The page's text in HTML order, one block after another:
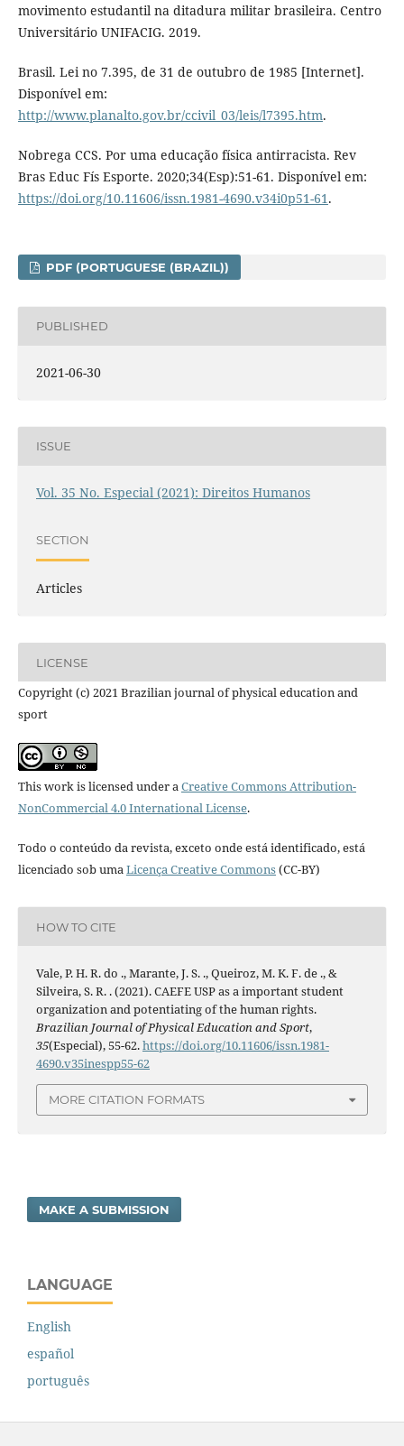
movimento estudantil na ditadura militar brasileira. Centro
Universitário UNIFACIG. 2019.
Brasil. Lei no 7.395, de 31 de outubro de 1985 [Internet].
Disponível em:
http://www.planalto.gov.br/ccivil_03/leis/l7395.htm.
Nobrega CCS. Por uma educação física antirracista. Rev
Bras Educ Fís Esporte. 2020;34(Esp):51-61. Disponível em:
https://doi.org/10.11606/issn.1981-4690.v34i0p51-61.
PDF (PORTUGUESE (BRAZIL))
PUBLISHED
2021-06-30
ISSUE
Vol. 35 No. Especial (2021): Direitos Humanos
SECTION
Articles
LICENSE
Copyright (c) 2021 Brazilian journal of physical education and
sport
This work is licensed under aCreative Commons Attribution-
NonCommercial 4.0 International License.
Todo o conteúdo da revista, exceto onde está identificado, está
licenciado sob umaLicença Creative Commons(CC-BY)
HOW TO CITE
Vale, P. H. R. do ., Marante, J. S. ., Queiroz, M. K. F. de ., &
Silveira, S. R. . (2021). CAEFE USP as a important student
organization and potentiating of the human rights.
Brazilian Journal of Physical Education and Sport,
35(Especial), 55-62.https://doi.org/10.11606/issn.1981-
4690.v35inespp55-62
MORE CITATION FORMATS
MAKE A SUBMISSION
LANGUAGE
English
español
português